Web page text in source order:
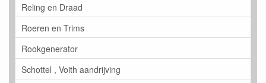
Reling en Draad
Roeren en Trims
Rookgenerator
Schottel , Voith aandrijving